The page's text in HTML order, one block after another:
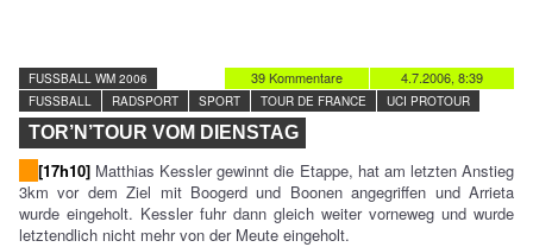
4.7.2006, 8:39
39 Kommentare
FUSSBALL WM 2006
FUSSBALL
RADSPORT SPORT TOUR DE FRANCE UCI PROTOUR
TOR’N’TOUR VOM DIENSTAG
[17h10] Matthias Kessler gewinnt die Etappe, hat am letzten Anstieg
3km vor dem Ziel mit Boogerd und Boonen angegriffen und Arrieta
wurde eingeholt. Kessler fuhr dann gleich weiter vorneweg und wurde
letztendlich nicht mehr von der Meute eingeholt.